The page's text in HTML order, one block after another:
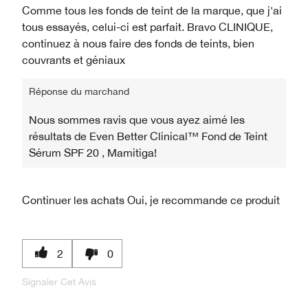
Comme tous les fonds de teint de la marque, que j'ai
tous essayés, celui-ci est parfait. Bravo CLINIQUE,
continuez à nous faire des fonds de teints, bien
couvrants et géniaux
Réponse du marchand
Nous sommes ravis que vous ayez aimé les
résultats de Even Better Clinical™ Fond de Teint
Sérum SPF 20 , Mamitiga!
Continuer les achats Oui, je recommande ce produit
2 0
Signaler Cet Avis